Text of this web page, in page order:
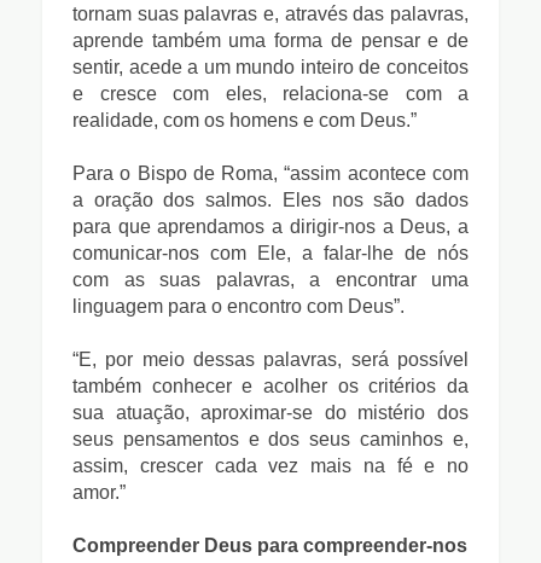
tornam suas palavras e, através das palavras,
aprende também uma forma de pensar e de
sentir, acede a um mundo inteiro de conceitos
e cresce com eles, relaciona-se com a
realidade, com os homens e com Deus.”
Para o Bispo de Roma, “assim acontece com
a oração dos salmos. Eles nos são dados
para que aprendamos a dirigir-nos a Deus, a
comunicar-nos com Ele, a falar-lhe de nós
com as suas palavras, a encontrar uma
linguagem para o encontro com Deus”.
“E, por meio dessas palavras, será possível
também conhecer e acolher os critérios da
sua atuação, aproximar-se do mistério dos
seus pensamentos e dos seus caminhos e,
assim, crescer cada vez mais na fé e no
amor.”
Compreender Deus para compreender-nos